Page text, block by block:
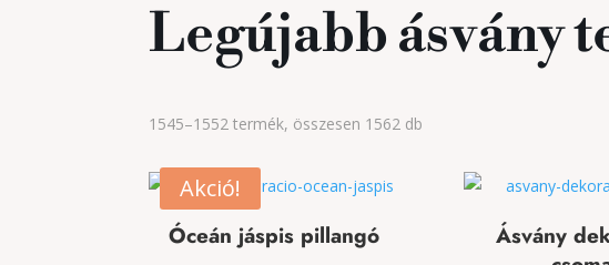
Legújabb ásvány
1545–1552 termék, összesen 1562 db
Akció!
Óceán jáspis pillangó
Ásvány